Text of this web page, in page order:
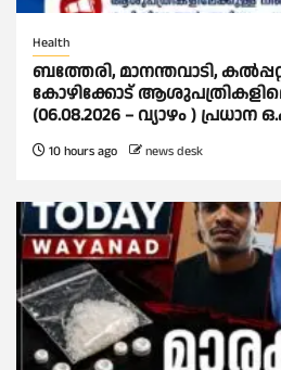
Health
ബത്തേരി, മാനന്തവാടി,
കോഴിക്കോട്
(06.08.2026 – വ്യാഴം ) പ്രധാന
10 hours ago news desk